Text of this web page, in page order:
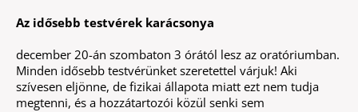
Az idősebb testvérek karácsonya
december 20-án szombaton 3 órától lesz az oratóriumban.
Minden idősebb testvérünket szeretettel várjuk! Aki
szívesen eljönne, de fizikai állapota miatt ezt nem tudja
megtenni, és a hozzátartozói közül senki sem